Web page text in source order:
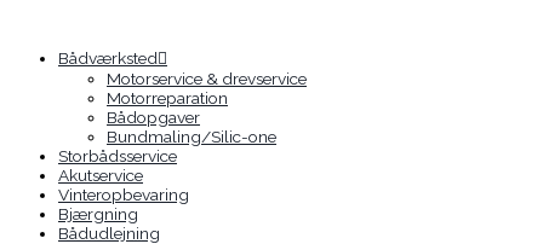
Bådværksted
Motorservice & drevservice
Motorreparation
Bådopgaver
Bundmaling/Silic-one
Storbådsservice
Akutservice
Vinteropbevaring
Bjærgning
Bådudlejning